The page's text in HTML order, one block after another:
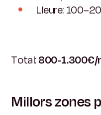
Lleure:
Total:800-1.300€/
Millors zones